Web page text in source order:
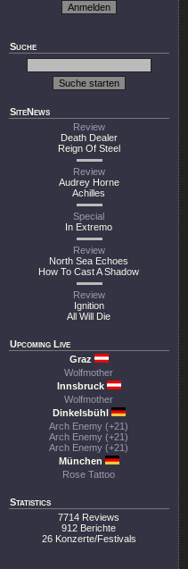
Suche
SiteNews
Review
Death Dealer
Reign Of Steel
Review
Audrey Horne
Achilles
Special
In Extremo
Review
North Sea Echoes
How To Cast A Shadow
Review
Ignition
All Will Die
Upcoming Live
Graz
Wolfmother
Innsbruck
Wolfmother
Dinkelsbühl
Arch Enemy (+21)
Arch Enemy (+21)
Arch Enemy (+21)
München
Rose Tattoo
Statistics
7714 Reviews
912 Berichte
26 Konzerte/Festivals